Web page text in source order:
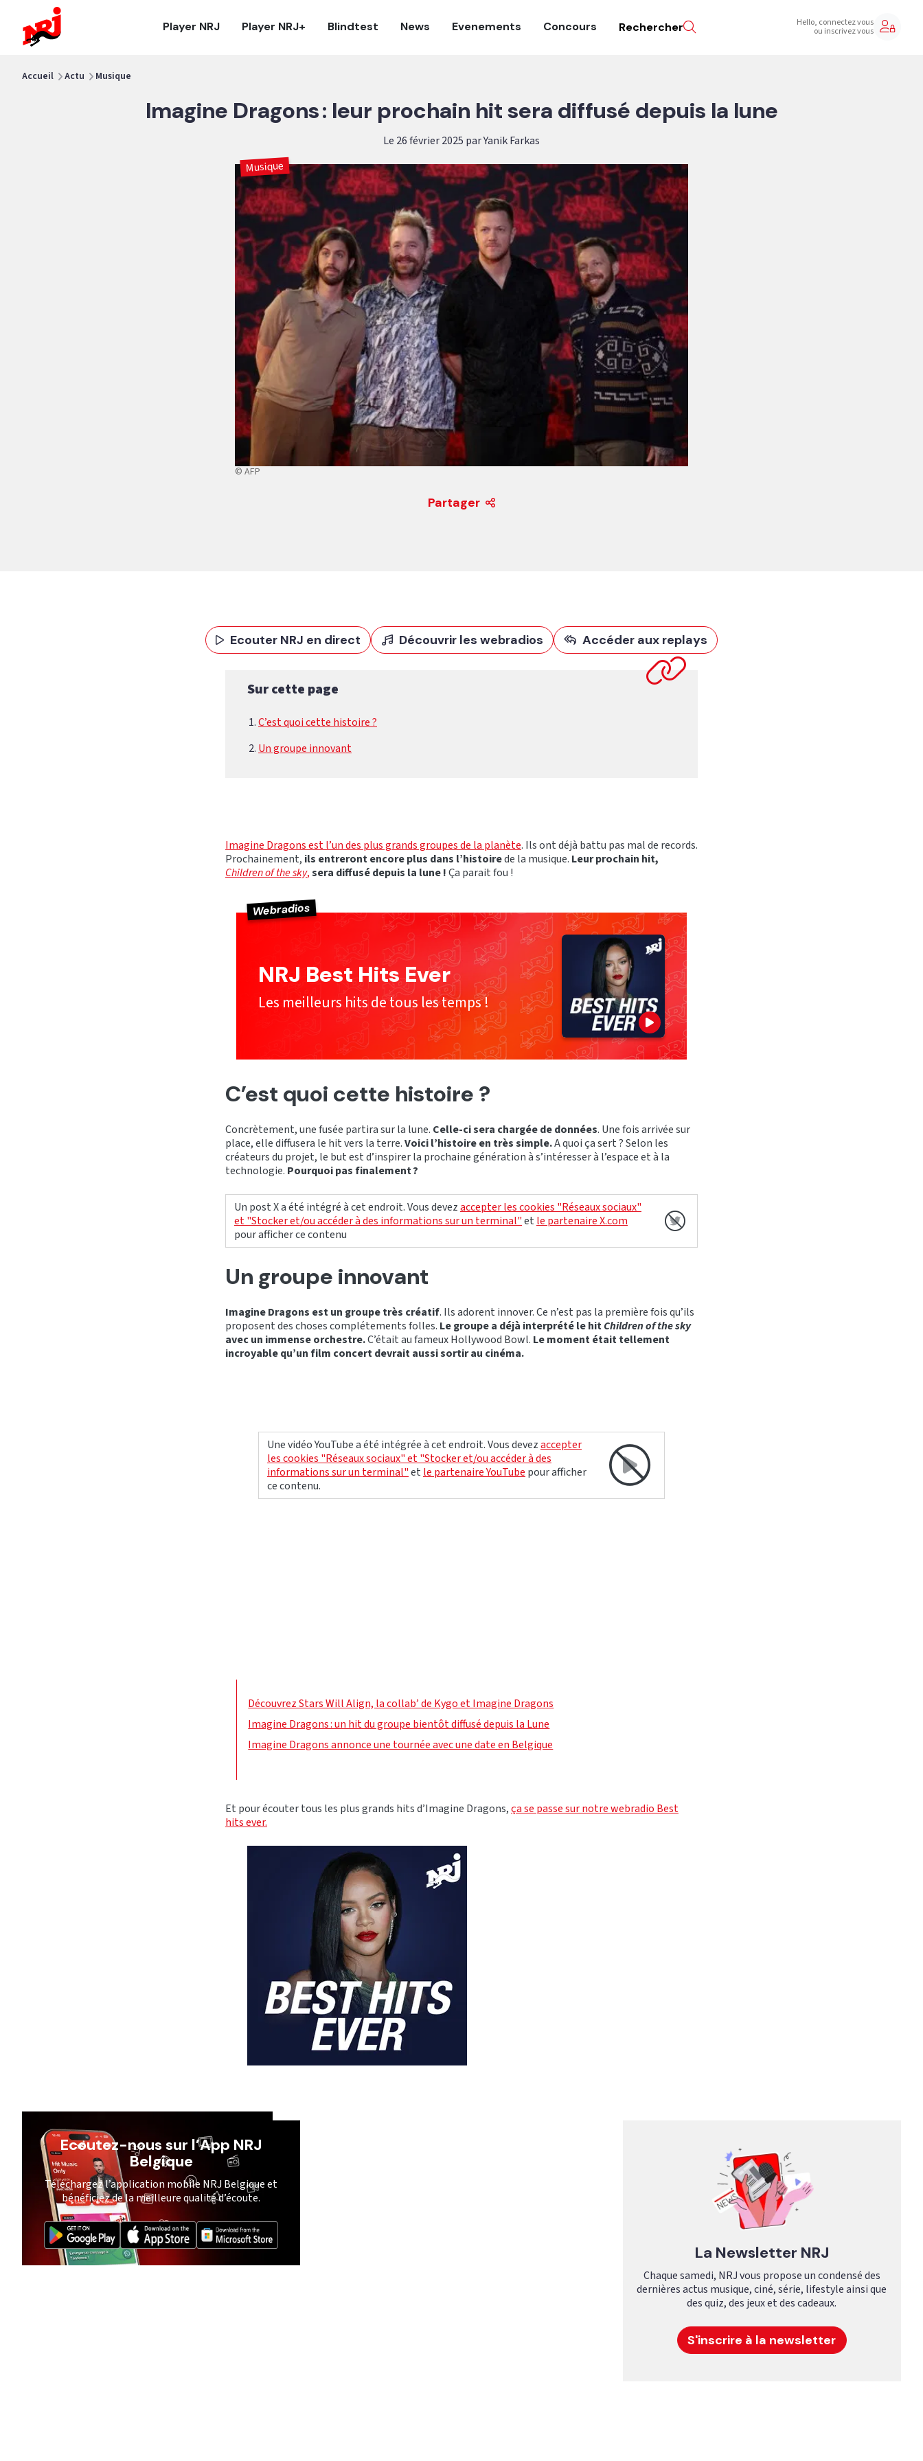
Player NRJ Player NRJ+ Blindtest News Evenements Concours Rechercher Hello, connectez vous
ou inscrivez vous
Accueil Actu Musique
Imagine Dragons : leur prochain hit sera diffusé depuis la lune
Le 26 février 2025 par Yanik Farkas
Musique
© AFP
Partager
Ecouter NRJ en direct Découvrir les webradios Accéder aux replays
Sur cette page
C’est quoi cette histoire ?
Un groupe innovant
Imagine Dragons est l’un des plus grands groupes de la planète. Ils ont déjà battu pas mal de records.
Prochainement, ils entreront encore plus dans l’histoirede la musique. Leur prochain hit,
Children of the sky,sera diffusé depuis la lune !Ça parait fou !
Webradios
NRJ Best Hits Ever
Les meilleurs hits de tous les temps !
C’est quoi cette histoire ?
Concrètement, une fusée partira sur la lune. Celle-ci sera chargée de données. Une fois arrivée sur
place, elle diffusera le hit vers la terre.Voici l’histoire en très simple.A quoi ça sert ? Selon les
créateurs du projet, le but est d’inspirer la prochaine génération à s’intéresser à l’espace et à la
technologie. Pourquoi pas finalement ?
Un post X a été intégré à cet endroit. Vous devezaccepter les cookies "Réseaux sociaux"
et "Stocker et/ou accéder à des informations sur un terminal"et le partenaire X.com
pour afficher ce contenu
Un groupe innovant
Imagine Dragons est un groupe très créatif. Ils adorent innover. Ce n’est pas la première fois qu’ils
proposent des choses complétements folles. Le groupe a déjà interprété le hitChildren of the sky
avec un immense orchestre.C’était au fameux Hollywood Bowl. Le moment était tellement
incroyable qu’un film concert devrait aussi sortir au cinéma.
Une vidéo YouTube a été intégrée à cet endroit. Vous devezaccepter
les cookies "Réseaux sociaux" et "Stocker et/ou accéder à des
informations sur un terminal"et le partenaire YouTube pour afficher
ce contenu.
Découvrez Stars Will Align, la collab’ de Kygo et Imagine Dragons
Imagine Dragons : un hit du groupe bientôt diffusé depuis la Lune
Imagine Dragons annonce une tournée avec une date en Belgique
Et pour écouter tous les plus grands hits d’Imagine Dragons,ça se passe sur notre webradio Best
hits ever.
Ecoutez-nous sur l’App NRJ
Belgique
Téléchargez l’application mobile NRJ Belgique et
bénéficiez de la meilleure qualité d’écoute.
La Newsletter NRJ
Chaque samedi, NRJ vous propose un condensé des
dernières actus musique, ciné, série, lifestyle ainsi que
des quiz, des jeux et des cadeaux.
S'inscrire à la newsletter